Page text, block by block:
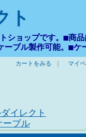
ト
ショップです。■商
ブル製作可能。■ケ
カートをみる マイ
イレクト
ーブル